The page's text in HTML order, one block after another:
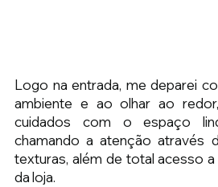
Logo na entrada, me deparei
ambiente e ao olhar ao
cuidados com o espaço
chamando a atenção através
texturas, além de total acesso
da loja.